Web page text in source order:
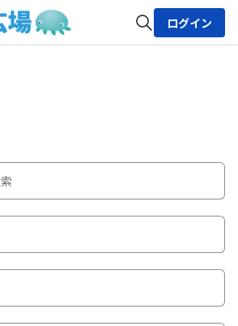
ログイン